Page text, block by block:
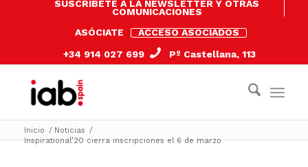
SUSCRÍBETE A LA NEWSLETTER Y OTRAS
COMUNICACIONES
ASÓCIATE
ACCESO ASOCIADOS
+34 914 027 699
Pº Castellana, 113
Inicio / Noticias /
Inspirational’20 cierra inscripciones el 6 de marzo